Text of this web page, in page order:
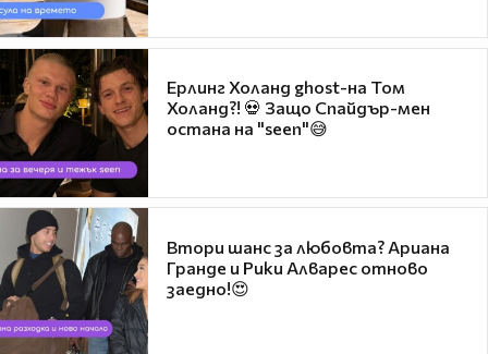
Ерлинг Холанд ghost-на Том
Холанд?! 💀 Защо Спайдър-мен
остана на "seen"😅
Втори шанс за любовта? Ариана
Гранде и Рики Алварес отново
заедно!😍